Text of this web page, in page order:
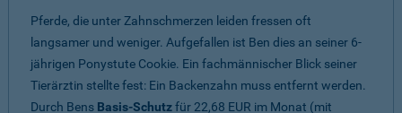
Pferde, die unter Zahnschmerzen leiden fressen oft
langsamer und weniger. Aufgefallen ist Ben dies an seiner 6-
jährigen Ponystute Cookie. Ein fachmännischer Blick seiner
Tierärztin stellte fest: Ein Backenzahn muss entfernt werden.
Durch Bens Basis-Schutzfür 22,68 EUR im Monat (mit